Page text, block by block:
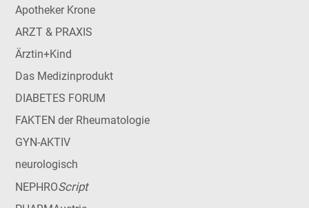
Apotheker Krone
ARZT & PRAXIS
Ärztin+Kind
Das Medizinprodukt
DIABETES FORUM
FAKTEN der Rheumatologie
GYN-AKTIV
neurologisch
NEPHROScript